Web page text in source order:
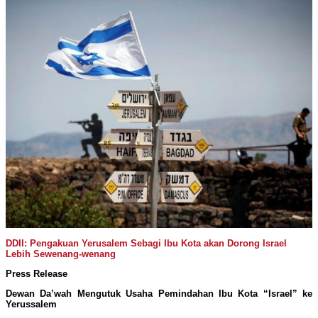
DDII: Pengakuan Yerusalem Sebagi Ibu Kota akan Dorong Israel
Lebih Sewenang-wenang
Press Release
Dewan Da’wah Mengutuk Usaha Pemindahan Ibu Kota “Israel” ke
Yerussalem